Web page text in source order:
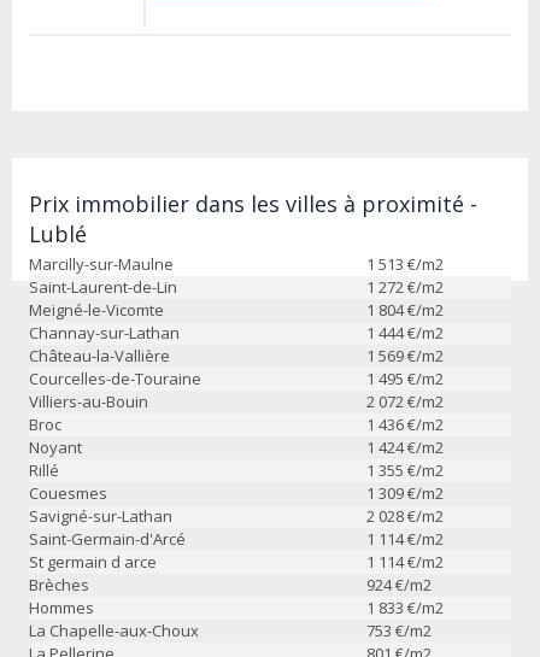
Prix immobilier dans les villes à proximité -
Lublé
Marcilly-sur-Maulne 1 513 €/m2
Saint-Laurent-de-Lin
1 272 €/m2
Meigné-le-Vicomte
1 804€/m2
Channay-sur-Lathan
1 444€/m2
Château-la-Vallière
1 569€/m2
Courcelles-de-Touraine
1 495 €/m2
Villiers-au-Bouin
2 072 €/m2
Broc
1 436€/m2
Noyant
1 424€/m2
Rillé
1 355 €/m2
Couesmes
1 309€/m2
Savigné-sur-Lathan
2 028€/m2
Saint-Germain-d'Arcé
1 114€/m2
St germain d arce
1 114€/m2
Brèches
924€/m2
Hommes
1 833 €/m2
La Chapelle-aux-Choux
753 €/m2